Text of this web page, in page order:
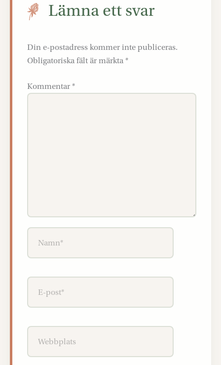
Lämna ett svar
Din e-postadress kommer inte publiceras.
Obligatoriska fält är märkta *
Kommentar *
post*